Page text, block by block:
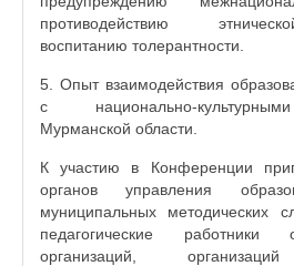
противодействию
воспитанию толерантности.
5. Опыт взаимодействия
с национально-
Мурманской области.
К участию в Конференции
органов управления
муниципальных методических
педагогические работники
организаций,